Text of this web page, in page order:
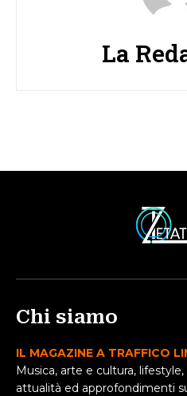
La
Chi siamo
IL MAGAZINE A TRAFFICO
Musica, arte e cultura,
attualità ed approfondimenti